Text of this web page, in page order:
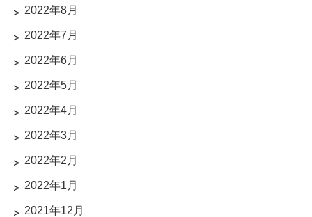
2022年8月
2022年7月
2022年6月
2022年5月
2022年4月
2022年3月
2022年2月
2022年1月
2021年12月